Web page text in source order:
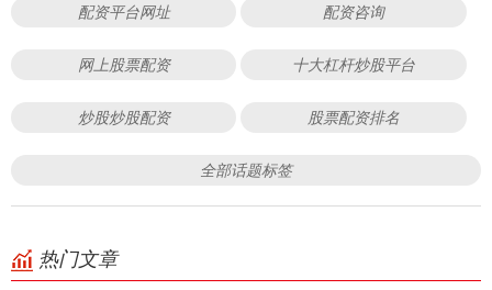
配资平台网址 配资咨询
网上股票配资 十大杠杆炒股平台
炒股炒股配资 股票配资排名
全部话题标签
热门文章